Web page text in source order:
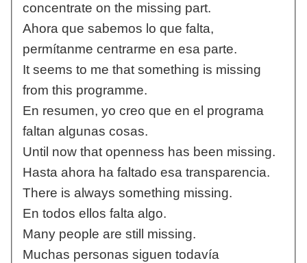
concentrate on the missing part.
Ahora que sabemos lo que falta,
permítanme centrarme en esa parte.
It seems to me that something is missing
from this programme.
En resumen, yo creo que en el programa
faltan algunas cosas.
Until now that openness has been missing.
Hasta ahora ha faltado esa transparencia.
There is always something missing.
En todos ellos falta algo.
Many people are still missing.
Muchas personas siguen todavía